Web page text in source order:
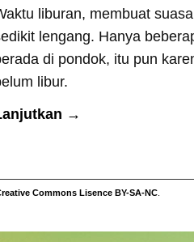
liburan, membuat
lengang. Hanya
di pondok, itu pun
libur.
→
Commons Lisence BY-SA-NC